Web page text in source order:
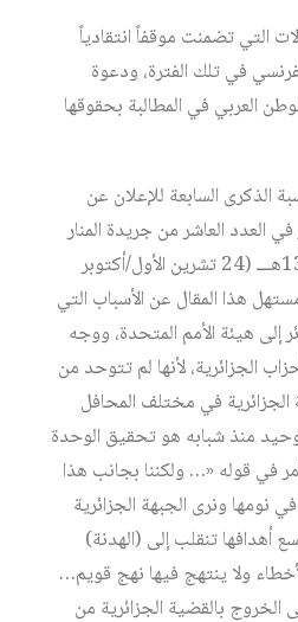
التي تضمنت موقفاً انتقادياً
في تلك الفترة، ودعوة
العربي في المطالبة بحقوقها
الذكرى السابعة للإعلان عن
العدد العاشر من جريدة المنار
بتاريخ الجمعة 4 صفر 1372هـــ (24 تشرين الأول/أكتوبر
هذا المقال عن الأسباب التي
هيئة الأمم المتحدة، ووجه
الجزائرية، لأنها لم تتوحد من
في مختلف المحافل
منذ شبابه هو تحقيق الوحدة
في قوله «… ولكننا بجانب هذا
نومها ونرى الجبهة الجزائرية
أهدافها تنقلب إلى (الهدنة)
ولا ينتهج فيها نهج قويم…
بالقضية الجزائرية من